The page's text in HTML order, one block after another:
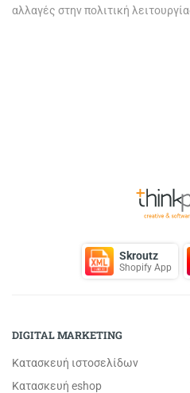
αλλαγές στην πολιτική
Skroutz
Shopify App
DIGITAL MARKETING
Κατασκευή ιστοσελίδων
Κατασκευή eshop